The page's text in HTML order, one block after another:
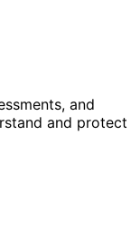
and
and protect